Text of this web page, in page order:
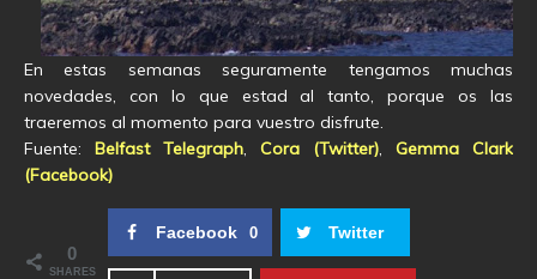
En estas semanas seguramente tengamos muchas
novedades, con lo que estad al tanto, porque os las
traeremos al momento para vuestro disfrute.
Fuente: Belfast Telegraph, Cora (Twitter), Gemma Clark
(Facebook)
0
SHARES
Facebook 0 Twitter